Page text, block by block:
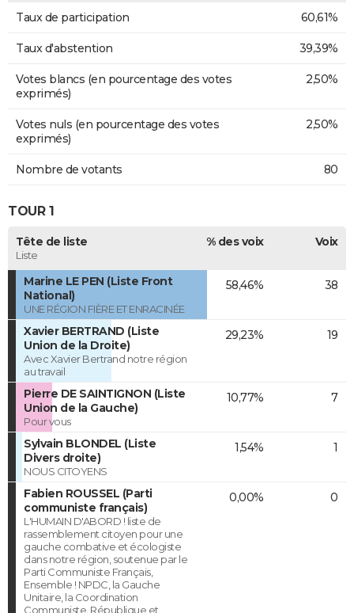
Taux de participation 60,61%
Taux d'abstention 39,39%
Votes blancs (en pourcentage des votes
exprimés)
2,50%
Votes nuls (en pourcentage des votes
exprimés)
2,50%
Nombre de votants 80
TOUR 1
Tête de liste
Liste
% des voix Voix
Marine LE PEN (Liste Front
National)
UNE RÉGION FIÈRE ET ENRACINÉE
58,46% 38
Xavier BERTRAND (Liste
Union de la Droite)
Avec Xavier Bertrand notre région
au travail
29,23% 19
Pierre DE SAINTIGNON (Liste
Union de la Gauche)
Pour vous
10,77% 7
Sylvain BLONDEL (Liste
Divers droite)
NOUS CITOYENS
1,54% 1
Fabien ROUSSEL (Parti
communiste français)
L'HUMAIN D'ABORD ! liste de
rassemblement citoyen pour une
gauche combative et écologiste
dans notre région, soutenue par le
Parti Communiste Français,
Ensemble ! NPDC, la Gauche
Unitaire, la Coordination
Communiste, République et
0,00% 0